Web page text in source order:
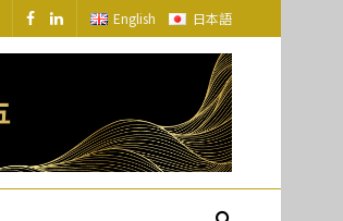
English 日本語